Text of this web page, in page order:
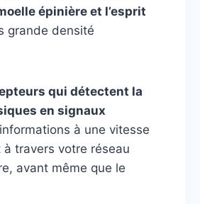
épinière et l’esprit
grande densité
qui détectent la
en signaux
à une vitesse
travers votre réseau
avant même que le